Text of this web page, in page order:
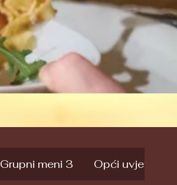
Grupni meni 3 Opći uvjeti